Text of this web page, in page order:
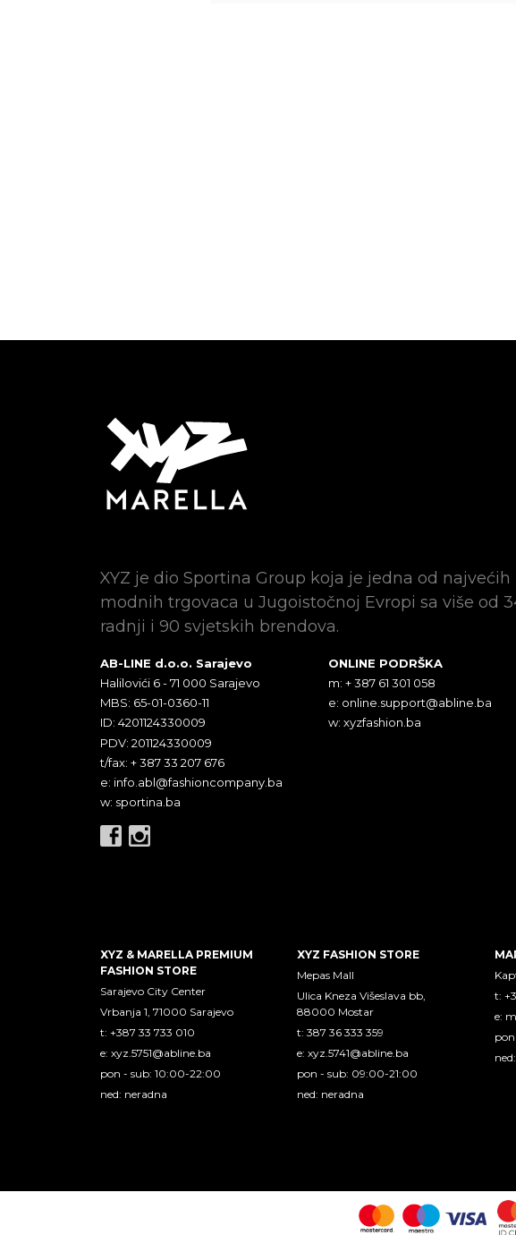
XYZ je dio Sportina Group koja je jedna od najvećih
modnih trgovaca u Jugoistočnoj Evropi sa više od
radnji i 90 svjetskih brendova.
AB-LINE d.o.o. Sarajevo
Halilovići 6 - 71 000 Sarajevo
MBS: 65-01-0360-11
ID: 4201124330009
PDV: 201124330009
t/fax: + 387 33 207 676
e: info.abl@fashioncompany.ba
w: sportina.ba
ONLINE PODRŠKA
m: + 387 61 301 058
e: online.support@abline.ba
w: xyzfashion.ba
XYZ & MARELLA PREMIUM
FASHION STORE
Sarajevo City Center
Vrbanja 1, 71000 Sarajevo
t: +387 33 733 010
e: xyz.5751@abline.ba
pon - sub: 10:00-22:00
ned: neradna
XYZ FASHION STORE
Mepas Mall
Ulica Kneza Višeslava bb,
88000 Mostar
t: 387 36 333 359
e:xyz.5741@abline.ba
pon - sub: 09:00-21:00
ned: neradna
t:
e: